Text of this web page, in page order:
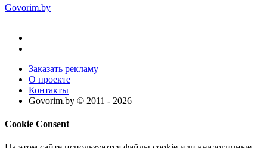
Govorim.by
Заказать рекламу
О проекте
Контакты
Govorim.by © 2011 - 2026
Cookie Consent